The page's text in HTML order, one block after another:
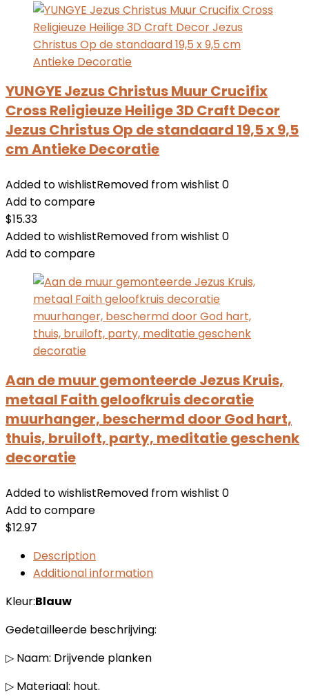
YUNGYE Jezus Christus Muur Crucifix
Cross Religieuze Heilige 3D Craft Decor
Jezus Christus Op de standaard 19,5 x 9,5
cm Antieke Decoratie
Added to wishlistRemoved from wishlist 0
Add to compare
$15.33
Added to wishlistRemoved from wishlist 0
Add to compare
Aan de muur gemonteerde Jezus Kruis,
metaal Faith geloofkruis decoratie
muurhanger, beschermd door God hart,
thuis, bruiloft, party, meditatie geschenk
decoratie
Added to wishlistRemoved from wishlist 0
Add to compare
$12.97
Description
Additional information
Kleur:Blauw
Gedetailleerde beschrijving:
▷ Naam: Drijvende planken
▷ Materiaal: hout.